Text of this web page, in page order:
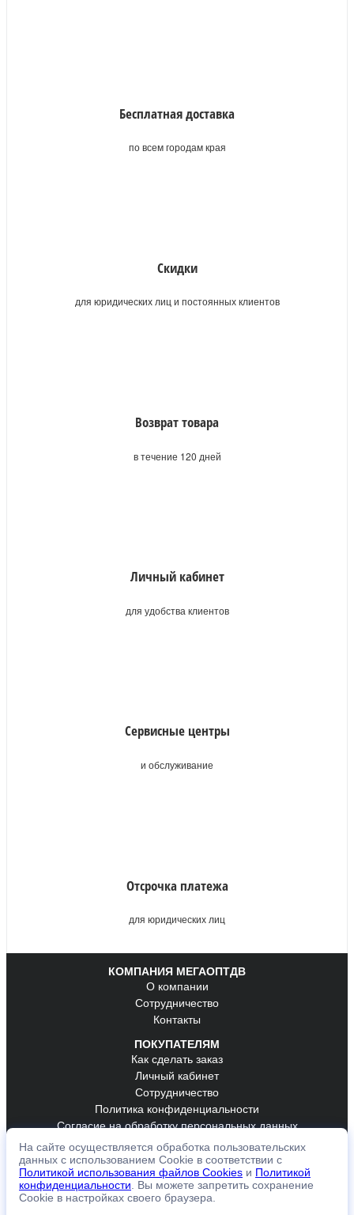
Бесплатная доставка
по всем городам края
Скидки
для юридических лиц и постоянных клиентов
Возврат товара
в течение 120 дней
Личный кабинет
для удобства клиентов
Сервисные центры
и обслуживание
Отсрочка платежа
для юридических лиц
КОМПАНИЯ МЕГАОПТДВ
О компании
Сотрудничество
Контакты
ПОКУПАТЕЛЯМ
Как сделать заказ
Личный кабинет
Сотрудничество
Политика конфиденциальности
Согласие на обработку персональных данных
ОБРАТНАЯ СВЯЗЬ
К оплате принимаем
На сайте осуществляется обработка пользовательских
данных с использованием Cookie в соответствии с
Политикой использования файлов Cookies и Политикой
конфиденциальности . Вы можете запретить сохранение
Cookie в настройках своего браузера.